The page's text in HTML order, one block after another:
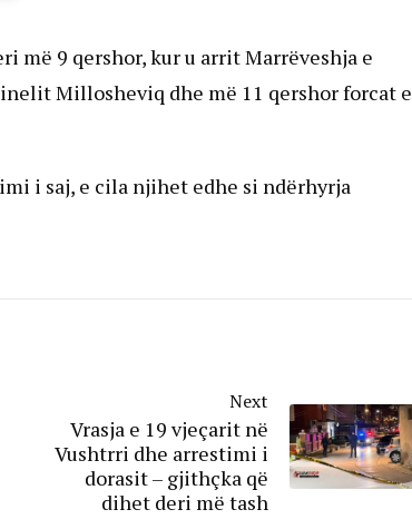
më 9 qershor, kur u arrit Marrëveshja e
Millosheviq dhe më 11 qershor forcat e
i saj, e cila njihet edhe si ndërhyrja
Next
Vrasja e 19 vjeçarit në
Vushtrri dhe arrestimi i
dorasit – gjithçka që
dihet deri më tash